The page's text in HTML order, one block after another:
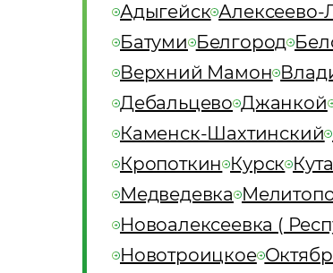
Адыгейск Алексеево-
Батуми Белгород
Верхний Мамон
Дебальцево Джанкой
Каменск-Шахтинский
Кропоткин Курск
Медведевка
Новоалексеевка (
Новотроицкое